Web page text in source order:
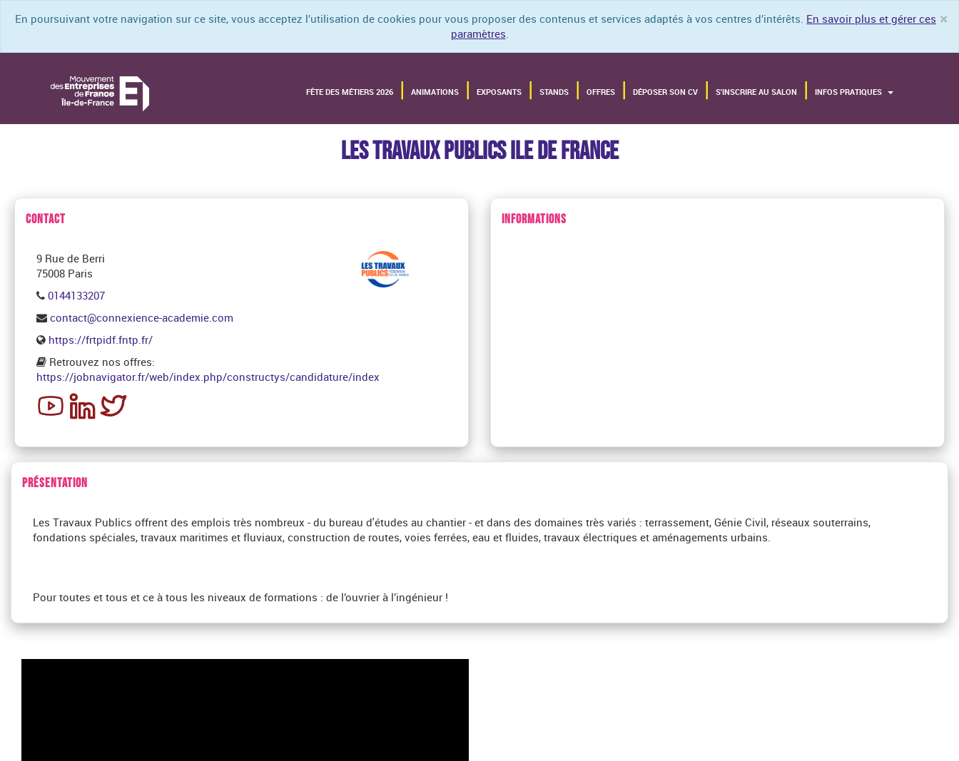
×
En poursuivant votre navigation sur ce site, vous acceptez l’utilisation de cookies pour vous proposer des contenus et services adaptés à vos centres d’intérêts. En savoir plus et gérer ces
paramètres.
FÊTE DES MÉTIERS 2026 ANIMATIONS EXPOSANTS STANDS OFFRES DÉPOSER SON CV S'INSCRIRE AU SALON INFOS PRATIQUES
LES TRAVAUX PUBLICS ILE DE FRANCE
CONTACT
9 Rue de Berri
75008 Paris
0144133207
contact@connexience-academie.com
https://frtpidf.fntp.fr/
Retrouvez nos offres:
https://jobnavigator.fr/web/index.php/constructys/candidature/index
INFORMATIONS
PRÉSENTATION
Les Travaux Publics offrent des emplois très nombreux - du bureau d'études au chantier - et dans des domaines très variés : terrassement, Génie Civil, réseaux souterrains,
fondations spéciales, travaux maritimes et fluviaux, construction de routes, voies ferrées, eau et fluides, travaux électriques et aménagements urbains.
Pour toutes et tous et ce à tous les niveaux de formations : de l’ouvrier à l’ingénieur !